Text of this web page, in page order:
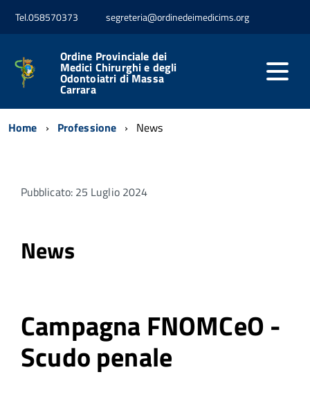
Tel.058570373 segreteria@ordinedeimedicims.org
Ordine Provinciale dei
Medici Chirurghi e degli
Odontoiatri di Massa
Carrara
Home Professione News
Pubblicato: 25 Luglio 2024
News
Campagna FNOMCeO -
Scudo penale